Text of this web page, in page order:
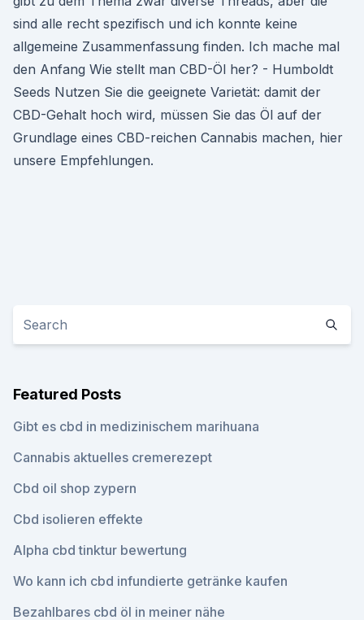
sind alle recht spezifisch und ich konnte keine
allgemeine Zusammenfassung finden. Ich mache mal
den Anfang Wie stellt man CBD-Öl her? - Humboldt
Seeds Nutzen Sie die geeignete Varietät: damit der
CBD-Gehalt hoch wird, müssen Sie das Öl auf der
Grundlage eines CBD-reichen Cannabis machen, hier
unsere Empfehlungen.
Featured Posts
Gibt es cbd in medizinischem marihuana
Cannabis aktuelles cremerezept
Cbd oil shop zypern
Cbd isolieren effekte
Alpha cbd tinktur bewertung
Wo kann ich cbd infundierte getränke kaufen
Bezahlbares cbd öl in meiner nähe